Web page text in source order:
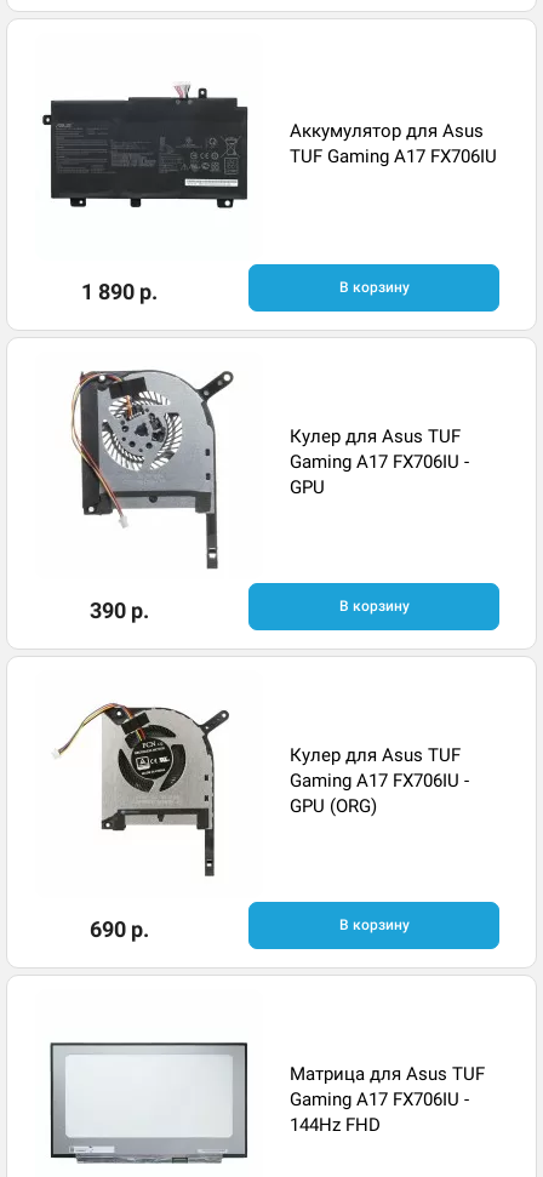
Аккумулятор для Asus
TUF Gaming A17 FX706IU
1 890 р. В корзину
Кулер для Asus TUF
Gaming A17 FX706IU -
GPU
390 р. В корзину
Кулер для Asus TUF
Gaming A17 FX706IU -
GPU (ORG)
690 р. В корзину
Матрица для Asus TUF
Gaming A17 FX706IU -
144Hz FHD